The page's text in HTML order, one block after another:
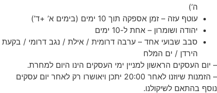
ה’)
עוטף עזה – זמן אספקה תוך 10 ימים (בימים א’ +ד’)
יהודה ושומרון – אחת ל-10 ימים
סבב שבועי אחד – ערבה דרומית / אילת / נגב דרומי / בקעת
הירדן / ים המלח
– יום העסקים הראשון למניין ימי העסקים הינו היום למחרת.
– הזמנות שיוזנו לאחר 20:00 יתכן ויאושרו רק לאחר יום עסקים
נוסף בהתאם לשיקולנו.